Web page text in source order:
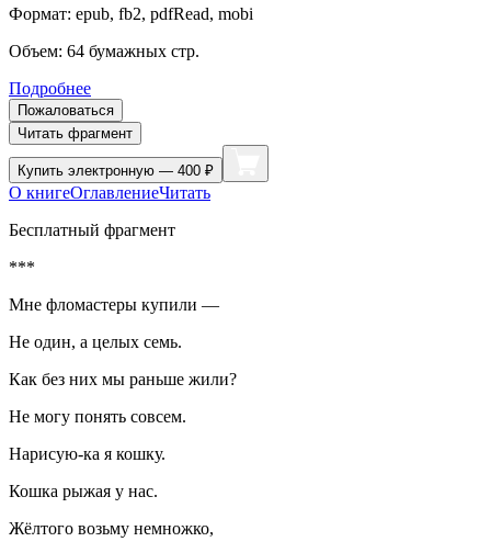
Формат: epub, fb2, pdfRead, mobi
Объем: 64 бумажных стр.
Подробнее
Пожаловаться
Читать фрагмент
Купить электронную — 400 ₽
О книгеОглавлениеЧитать
Бесплатный фрагмент
***
Мне фломастеры купили —
Не один, а целых семь.
Как без них мы раньше жили?
Не могу понять совсем.
Нарисую-ка я кошку.
Кошка рыжая у нас.
Жёлтого возьму немножко,